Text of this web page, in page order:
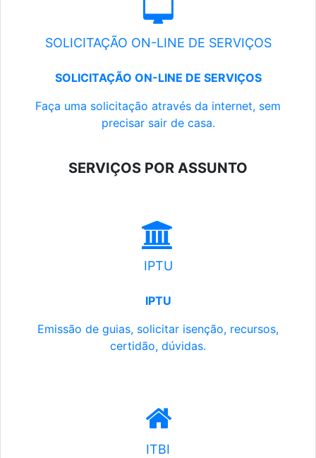
SOLICITAÇÃO ON-LINE DE SERVIÇOS
SOLICITAÇÃO ON-LINE DE SERVIÇOS
Faça uma solicitação através da internet, sem
precisar sair de casa.
SERVIÇOS POR ASSUNTO
IPTU
IPTU
Emissão de guias, solicitar isenção, recursos,
certidão, dúvidas.
ITBI